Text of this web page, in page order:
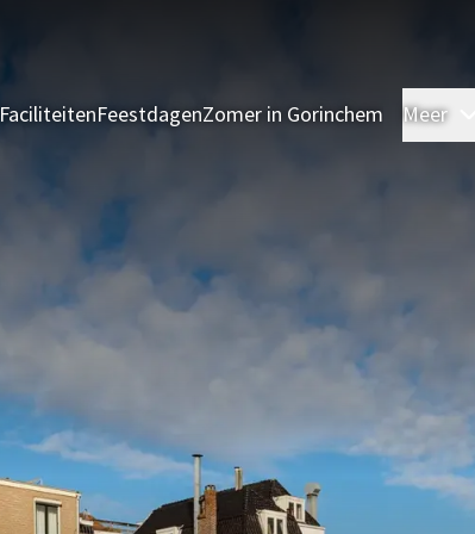
FaciliteitenFeestdagenZomer in Gorinchem Meer